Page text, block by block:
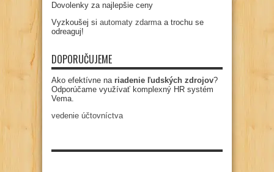
Dovolenky za najlepšie ceny
Vyzkoušej si automaty zdarmaa trochu se
odreaguj!
DOPORUČUJEME
Ako efektívne na riadenie ľudských zdrojov?
Odporúčame využívať komplexný HR systém
Vema.
vedenie účtovníctva